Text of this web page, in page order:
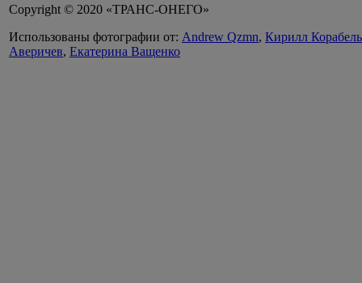
Copyright © 2020 «ТРАНС-ОНЕГО»
Использованы фотографии от: Andrew Qzmn, Кирилл
Аверичев, Екатерина Ващенко